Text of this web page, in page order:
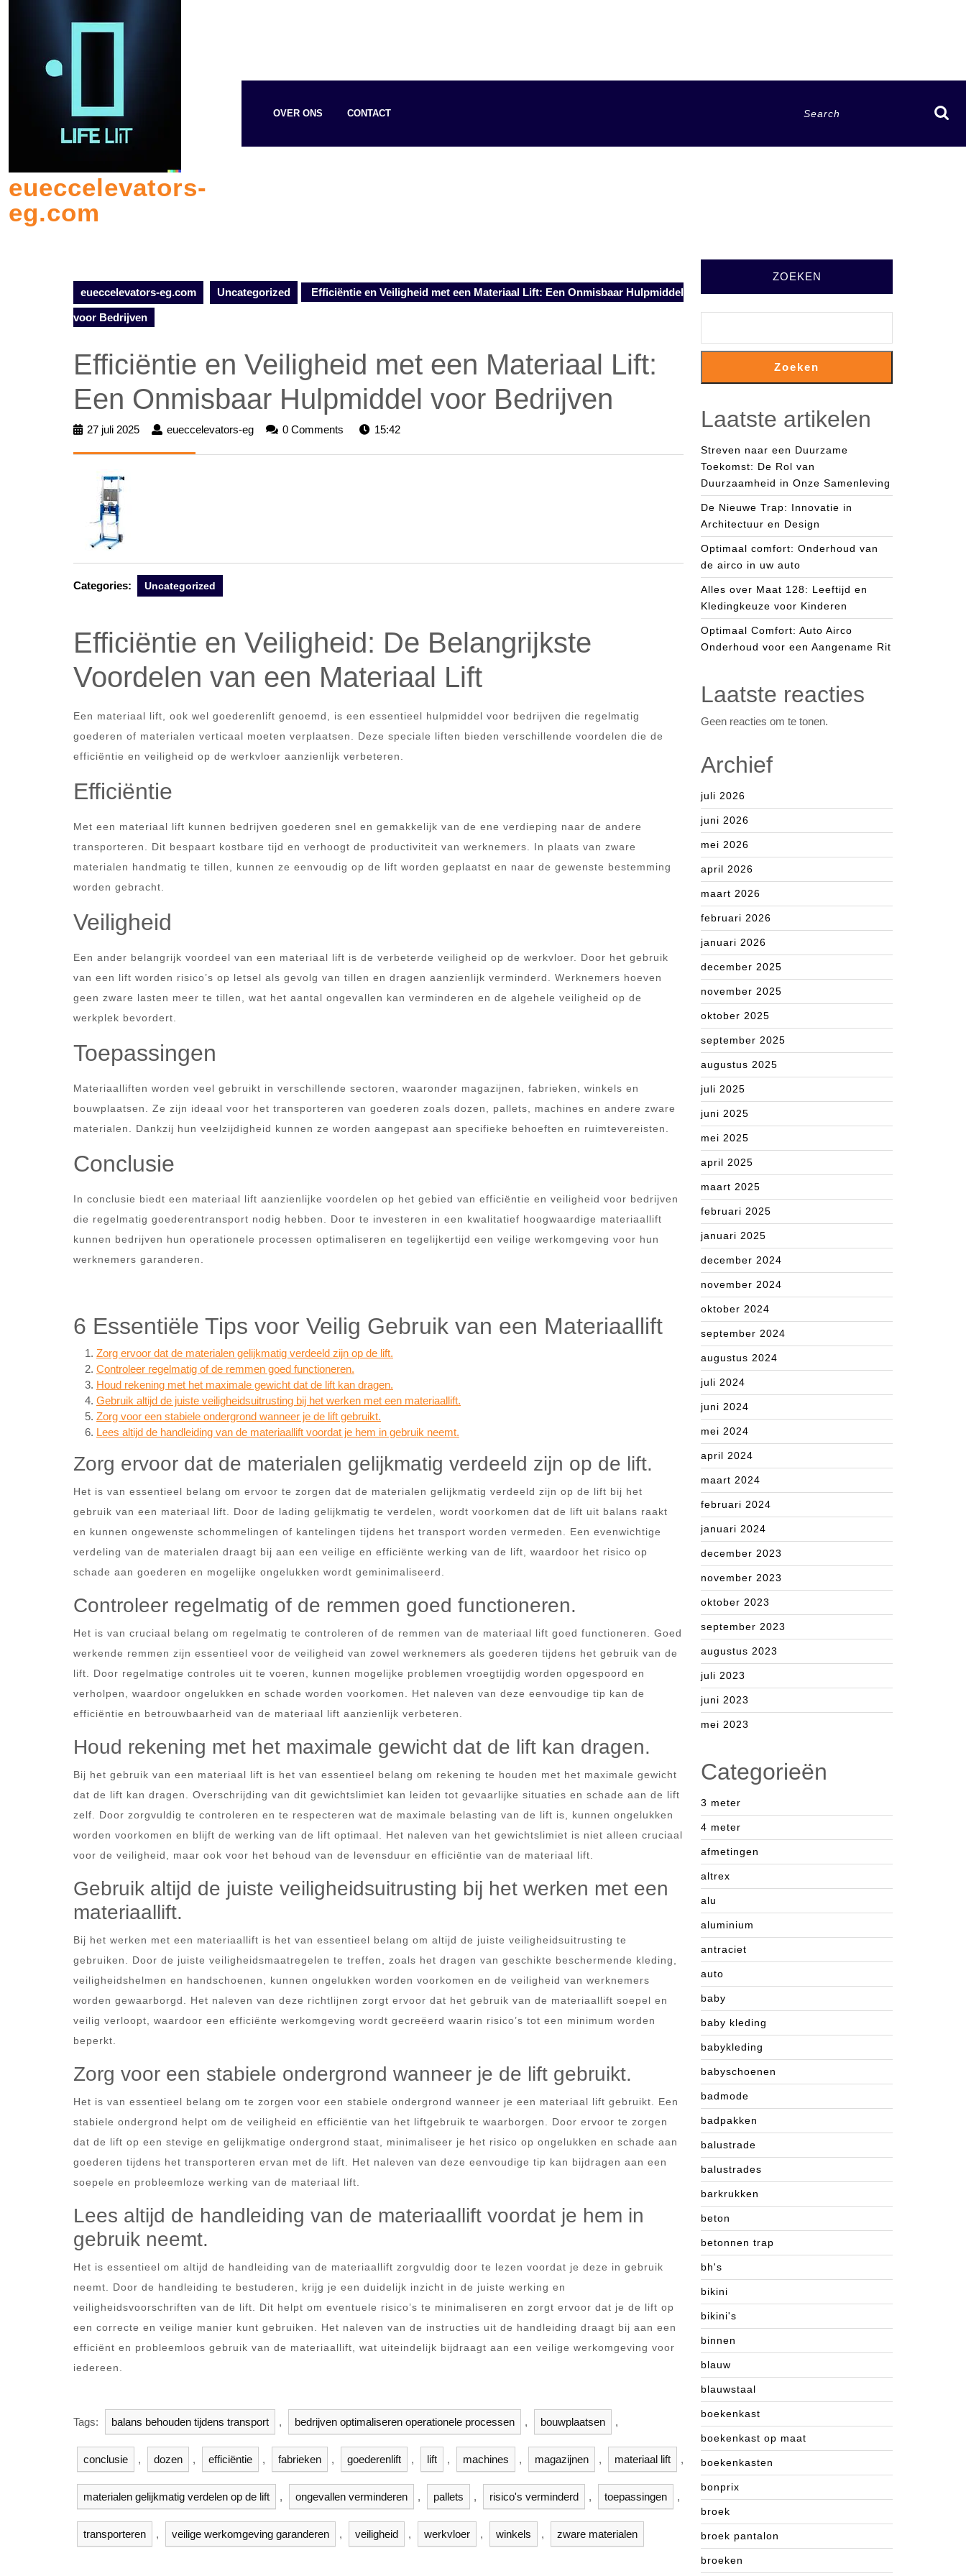
eueccelevators-
eg.com
OVER ONS CONTACT
eueccelevators-eg.com Uncategorized Efficiëntie en Veiligheid met een Materiaal Lift: Een Onmisbaar Hulpmiddel
voor Bedrijven
Efficiëntie en Veiligheid met een Materiaal Lift:
Een Onmisbaar Hulpmiddel voor Bedrijven
27 juli 2025
27
eueccelevators-eg
eueccelevators-
0 Comments 15:42
Categories: Uncategorized
Efficiëntie en Veiligheid: De Belangrijkste
Voordelen van een Materiaal Lift
Een materiaal lift, ook wel goederenlift genoemd, is een essentieel hulpmiddel voor bedrijven die regelmatig
goederen of materialen verticaal moeten verplaatsen. Deze speciale liften bieden verschillende voordelen die de
efficiëntie en veiligheid op de werkvloer aanzienlijk verbeteren.
Efficiëntie
Met een materiaal lift kunnen bedrijven goederen snel en gemakkelijk van de ene verdieping naar de andere
transporteren. Dit bespaart kostbare tijd en verhoogt de productiviteit van werknemers. In plaats van zware
materialen handmatig te tillen, kunnen ze eenvoudig op de lift worden geplaatst en naar de gewenste bestemming
worden gebracht.
Veiligheid
Een ander belangrijk voordeel van een materiaal lift is de verbeterde veiligheid op de werkvloer. Door het gebruik
van een lift worden risico’s op letsel als gevolg van tillen en dragen aanzienlijk verminderd. Werknemers hoeven
geen zware lasten meer te tillen, wat het aantal ongevallen kan verminderen en de algehele veiligheid op de
werkplek bevordert.
Toepassingen
Materiaalliften worden veel gebruikt in verschillende sectoren, waaronder magazijnen, fabrieken, winkels en
bouwplaatsen. Ze zijn ideaal voor het transporteren van goederen zoals dozen, pallets, machines en andere zware
materialen. Dankzij hun veelzijdigheid kunnen ze worden aangepast aan specifieke behoeften en ruimtevereisten.
Conclusie
In conclusie biedt een materiaal lift aanzienlijke voordelen op het gebied van efficiëntie en veiligheid voor bedrijven
die regelmatig goederentransport nodig hebben. Door te investeren in een kwalitatief hoogwaardige materiaallift
kunnen bedrijven hun operationele processen optimaliseren en tegelijkertijd een veilige werkomgeving voor hun
werknemers garanderen.
6 Essentiële Tips voor Veilig Gebruik van een Materiaallift
Zorg ervoor dat de materialen gelijkmatig verdeeld zijn op de lift.
Controleer regelmatig of de remmen goed functioneren.
Houd rekening met het maximale gewicht dat de lift kan dragen.
Gebruik altijd de juiste veiligheidsuitrusting bij het werken met een materiaallift.
Zorg voor een stabiele ondergrond wanneer je de lift gebruikt.
Lees altijd de handleiding van de materiaallift voordat je hem in gebruik neemt.
Zorg ervoor dat de materialen gelijkmatig verdeeld zijn op de lift.
Het is van essentieel belang om ervoor te zorgen dat de materialen gelijkmatig verdeeld zijn op de lift bij het
gebruik van een materiaal lift. Door de lading gelijkmatig te verdelen, wordt voorkomen dat de lift uit balans raakt
en kunnen ongewenste schommelingen of kantelingen tijdens het transport worden vermeden. Een evenwichtige
verdeling van de materialen draagt bij aan een veilige en efficiënte werking van de lift, waardoor het risico op
schade aan goederen en mogelijke ongelukken wordt geminimaliseerd.
Controleer regelmatig of de remmen goed functioneren.
Het is van cruciaal belang om regelmatig te controleren of de remmen van de materiaal lift goed functioneren. Goed
werkende remmen zijn essentieel voor de veiligheid van zowel werknemers als goederen tijdens het gebruik van de
lift. Door regelmatige controles uit te voeren, kunnen mogelijke problemen vroegtijdig worden opgespoord en
verholpen, waardoor ongelukken en schade worden voorkomen. Het naleven van deze eenvoudige tip kan de
efficiëntie en betrouwbaarheid van de materiaal lift aanzienlijk verbeteren.
Houd rekening met het maximale gewicht dat de lift kan dragen.
Bij het gebruik van een materiaal lift is het van essentieel belang om rekening te houden met het maximale gewicht
dat de lift kan dragen. Overschrijding van dit gewichtslimiet kan leiden tot gevaarlijke situaties en schade aan de lift
zelf. Door zorgvuldig te controleren en te respecteren wat de maximale belasting van de lift is, kunnen ongelukken
worden voorkomen en blijft de werking van de lift optimaal. Het naleven van het gewichtslimiet is niet alleen cruciaal
voor de veiligheid, maar ook voor het behoud van de levensduur en efficiëntie van de materiaal lift.
Gebruik altijd de juiste veiligheidsuitrusting bij het werken met een
materiaallift.
Bij het werken met een materiaallift is het van essentieel belang om altijd de juiste veiligheidsuitrusting te
gebruiken. Door de juiste veiligheidsmaatregelen te treffen, zoals het dragen van geschikte beschermende kleding,
veiligheidshelmen en handschoenen, kunnen ongelukken worden voorkomen en de veiligheid van werknemers
worden gewaarborgd. Het naleven van deze richtlijnen zorgt ervoor dat het gebruik van de materiaallift soepel en
veilig verloopt, waardoor een efficiënte werkomgeving wordt gecreëerd waarin risico’s tot een minimum worden
beperkt.
Zorg voor een stabiele ondergrond wanneer je de lift gebruikt.
Het is van essentieel belang om te zorgen voor een stabiele ondergrond wanneer je een materiaal lift gebruikt. Een
stabiele ondergrond helpt om de veiligheid en efficiëntie van het liftgebruik te waarborgen. Door ervoor te zorgen
dat de lift op een stevige en gelijkmatige ondergrond staat, minimaliseer je het risico op ongelukken en schade aan
goederen tijdens het transporteren ervan met de lift. Het naleven van deze eenvoudige tip kan bijdragen aan een
soepele en probleemloze werking van de materiaal lift.
Lees altijd de handleiding van de materiaallift voordat je hem in
gebruik neemt.
Het is essentieel om altijd de handleiding van de materiaallift zorgvuldig door te lezen voordat je deze in gebruik
neemt. Door de handleiding te bestuderen, krijg je een duidelijk inzicht in de juiste werking en
veiligheidsvoorschriften van de lift. Dit helpt om eventuele risico’s te minimaliseren en zorgt ervoor dat je de lift op
een correcte en veilige manier kunt gebruiken. Het naleven van de instructies uit de handleiding draagt bij aan een
efficiënt en probleemloos gebruik van de materiaallift, wat uiteindelijk bijdraagt aan een veilige werkomgeving voor
iedereen.
Tags: balans behouden tijdens transport , bedrijven optimaliseren operationele processen , bouwplaatsen ,
conclusie , dozen , efficiëntie , fabrieken , goederenlift , lift , machines , magazijnen , materiaal lift ,
materialen gelijkmatig verdelen op de lift , ongevallen verminderen , pallets , risico's verminderd , toepassingen ,
transporteren , veilige werkomgeving garanderen , veiligheid , werkvloer , winkels , zware materialen
ZOEKEN
Zoeken
Laatste artikelen
Streven naar een Duurzame
Toekomst: De Rol van
Duurzaamheid in Onze Samenleving
De Nieuwe Trap: Innovatie in
Architectuur en Design
Optimaal comfort: Onderhoud van
de airco in uw auto
Alles over Maat 128: Leeftijd en
Kledingkeuze voor Kinderen
Optimaal Comfort: Auto Airco
Onderhoud voor een Aangename Rit
Laatste reacties
Geen reacties om te tonen.
Archief
juli 2026
juni 2026
mei 2026
april 2026
maart 2026
februari 2026
januari 2026
december 2025
november 2025
oktober 2025
september 2025
augustus 2025
juli 2025
juni 2025
mei 2025
april 2025
maart 2025
februari 2025
januari 2025
december 2024
november 2024
oktober 2024
september 2024
augustus 2024
juli 2024
juni 2024
mei 2024
april 2024
maart 2024
februari 2024
januari 2024
december 2023
november 2023
oktober 2023
september 2023
augustus 2023
juli 2023
juni 2023
mei 2023
Categorieën
3 meter
4 meter
afmetingen
altrex
alu
aluminium
antraciet
auto
baby
baby kleding
babykleding
babyschoenen
badmode
badpakken
balustrade
balustrades
barkrukken
beton
betonnen trap
bh's
bikini
bikini's
binnen
blauw
blauwstaal
boekenkast
boekenkast op maat
boekenkasten
bonprix
broek
broek pantalon
broeken